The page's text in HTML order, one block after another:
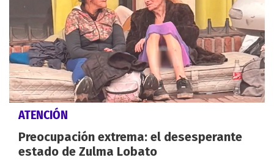
ATENCIÓN
Preocupación extrema: el desesperante
estado de Zulma Lobato